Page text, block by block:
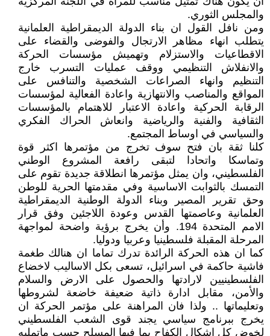
والمجلس الثوري.
ومن نافل القول ان بناء الدولة الديمقراطية العلمانية
يتطلب انهاء مظاهر الارتجال والفوضى والقضاء على
الاقطاعيات والاستزلام وتهميش مؤسسات الحركة
والانفلاش التنظيمي ووقف عمليات التسرب خارج
التنظيم وانهاء الصراعات الشخصية والتنافس على
المواقع والمناصب والانتهازية واعادة الفعالية لمؤسسات
الرقابة الحركية واعادة الاعتبار للاهتمام بالمؤسسات
الثقافية والفنية والرياضية وانعاش الحراك الفكري
والسياسي في اوساط المجتمع.
كلنا ثقة بان فتح سوف تخرج من مؤتمرها اكثر قوة
وتماسكا واتحادا لتبقى رافعة المشروع الوطني
الفلسطيني، وان يمثل مؤتمرها انطلاقة جديدة تقوم على
التمسك بالثوابت الاساسية وفي مقدمتها الحرية للوطن
وحق تقرير المصير وبناء الدولة الوطنية الديمقراطية
العلمانية وعاصمتها القدس وعودة اللاجئين وفق قرار
الامم المتحدة 194. وأن يخرج برؤية واضحة لمواجهة
المرحلة المقبلة فلسطينيا وعربيا ودوليا.
كما ان هذه الحركة الرائدة تدرك تماما ان هنالك طغمة
فاشية حاكمة في اسرائيل، تسعى بكل الاساليب لاخضاع
الفلسطينيين لارادتها والحصول على الارض والسلام
والأمن، مقابل ادارة ذاتية ضعيفة خاضعة لشروطها
وتعليماتها .. ولذا فان المراهنة على مؤتمر الحركة ان
يخرج ببرنامج سياسي يجند قوى الشعب الفلسطيني
لخوض كل اشكال الكفاح بما فيها المسلح حسب ماتمليه